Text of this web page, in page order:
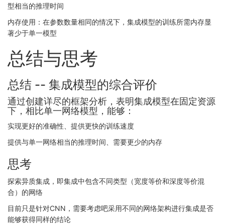
型相当的推理时间
内存使用：在参数数量相同的情况下，集成模型的训练所需内存显
著少于单一模型
总结与思考
总结 -- 集成模型的综合评价
通过创建详尽的框架分析，表明集成模型在固定资源
下，相比单一网络模型，能够：
实现更好的准确性、提供更快的训练速度
提供与单一网络相当的推理时间、需要更少的内存
思考
探索异质集成，即集成中包含不同类型（宽度等价和深度等价混
合）的网络
目前只是针对CNN，需要考虑吧采用不同的网络架构进行集成是否
能够获得同样的结论